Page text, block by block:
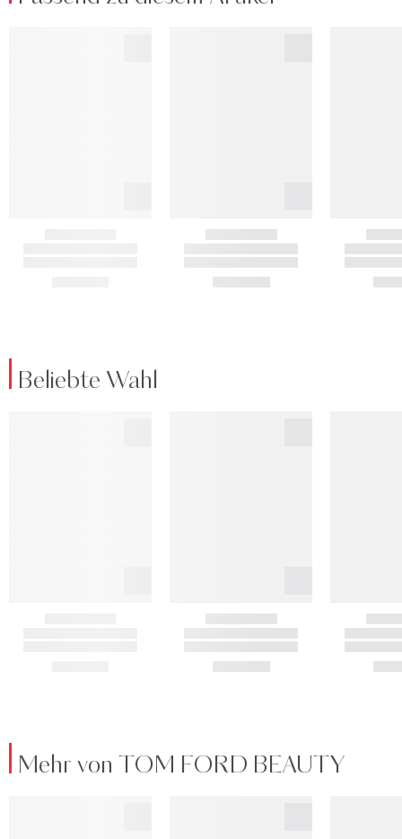
Beliebte Wahl
Mehr von TOM FORD BEAUTY